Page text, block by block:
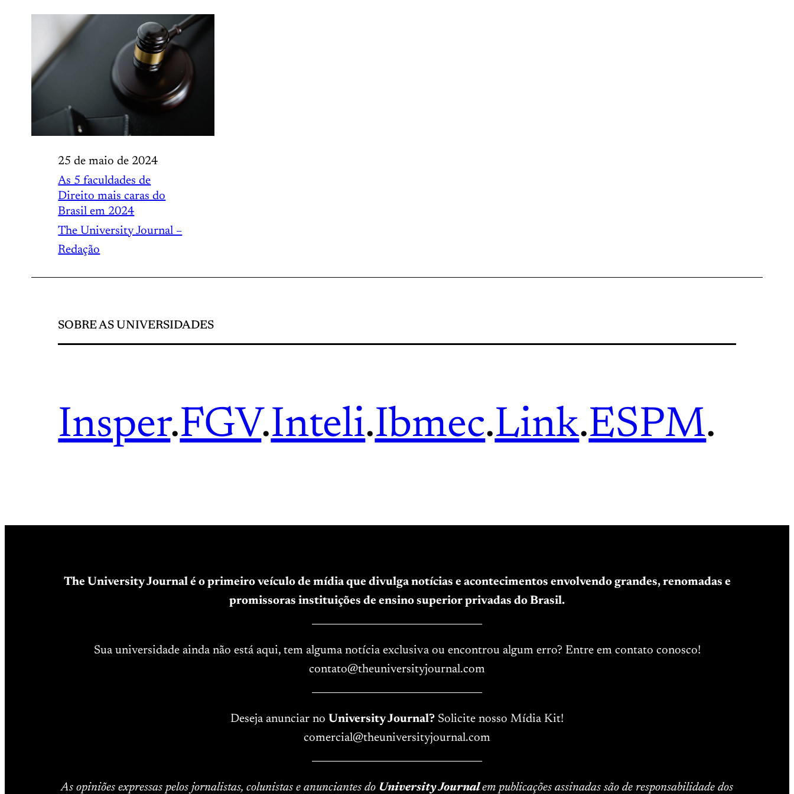
25 de maio de 2024
As 5 faculdades de
Direito mais caras do
Brasil em 2024
The University Journal –
Redação
SOBRE AS UNIVERSIDADES
Insper.FGV.Inteli.Ibmec.Link.ESPM.
The University Journal é o primeiro veículo de mídia que divulga notícias e acontecimentos envolvendo grandes, renomadas e
promissoras instituições de ensino superior privadas do Brasil.
Sua universidade ainda não está aqui, tem alguma notícia exclusiva ou encontrou algum erro? Entre em contato conosco!
contato@theuniversityjournal.com
Deseja anunciar no University Journal? Solicite nosso Mídia Kit!
comercial@theuniversityjournal.com
As opiniões expressas pelos jornalistas, colunistas e anunciantes do University Journalem publicações assinadas são de responsabilidade dos